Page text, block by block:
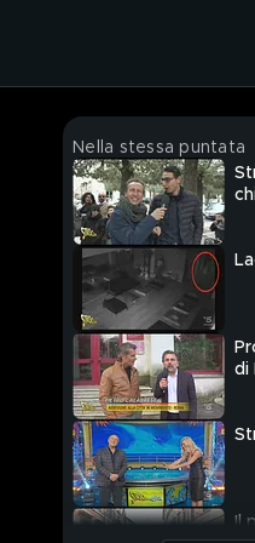
Nella stessa puntata
di
Il